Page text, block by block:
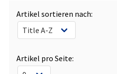
Artikel sortieren nach:
Artikel pro Seite: